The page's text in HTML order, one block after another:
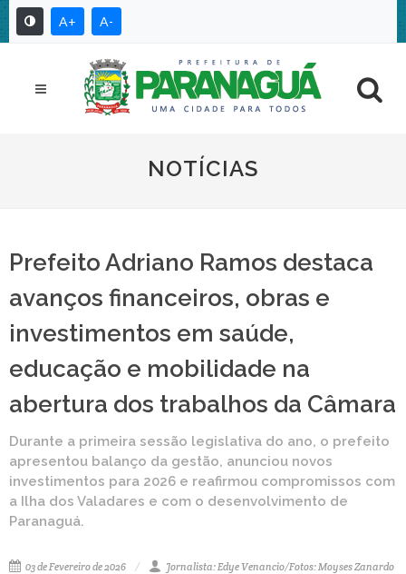
A+ A-
NOTÍCIAS
Prefeito Adriano Ramos destaca
avanços financeiros, obras e
investimentos em saúde,
educação e mobilidade na
abertura dos trabalhos da Câmara
Durante a primeira sessão legislativa do ano, o prefeito
apresentou balanço da gestão, anunciou novos
investimentos para 2026 e reafirmou compromissos com
a Ilha dos Valadares e com o desenvolvimento de
Paranaguá.
03 de Fevereiro de 2026
Jornalista: Edye Venancio/Fotos: Moyses Zanardo